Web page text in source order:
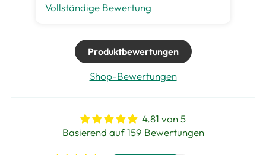
Vollständige Bewertung
Produktbewertungen
Shop-Bewertungen
4.81 von 5
Basierend auf 159 Bewertungen